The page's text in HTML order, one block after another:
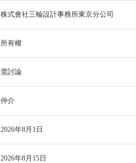
株式會社三輪設計事務所東京分公司
所有權
需討論
仲介
2026年8月1日
2026年8月15日